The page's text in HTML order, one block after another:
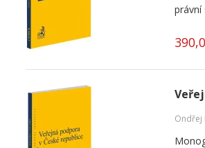
právní
Ondřej